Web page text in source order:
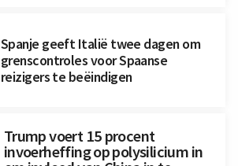
Spanje geeft Italië twee dagen om
grenscontroles voor Spaanse
reizigers te beëindigen
Trump voert 15 procent
invoerheffing op polysilicium in